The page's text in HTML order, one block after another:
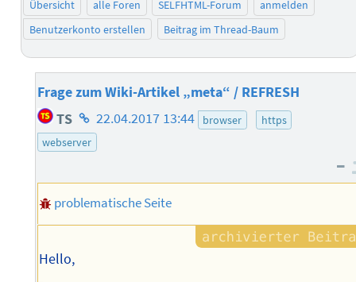
Übersicht alle Foren SELFHTML-Forum
anmelden
Benutzerkonto erstellen
Beitrag im Thread-Baum
Frage zum Wiki-Artikel „meta“ / REFRESH
TS Homepage
des
22.04.2017 13:44 browser
https
webserver
–
problematische Seite
Hello,